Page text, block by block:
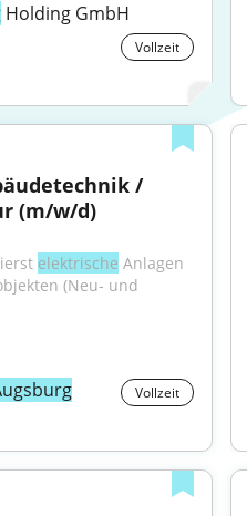
Holding GmbH
Vollzeit
/
(m/w/d)
elektrische Anlagen
(Neu- und
Vollzeit